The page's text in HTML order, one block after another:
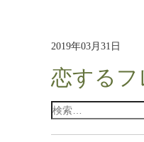
2019年03月31日
恋する
検